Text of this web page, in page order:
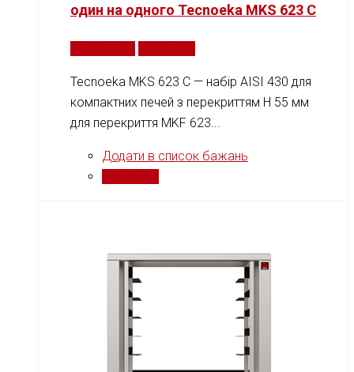
один на одного Tecnoeka MKS 623 C
Tecnoeka MKS 623 C — набір AISI 430 для
компактних печей з перекриттям H 55 мм
для перекриття MKF 623...
Додати в список бажань